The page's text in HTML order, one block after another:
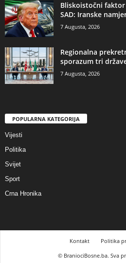
​Bliskoistočni
SAD: Iranske
7 Augusta, 2026
​Regionalna
sporazum tri
7 Augusta, 2026
POPULARNA KATEGORIJA
Vijesti
Politika
Svijet
Sport
Crna Hronika
Kontakt
Politika
© BraniociBosne.ba. Sva